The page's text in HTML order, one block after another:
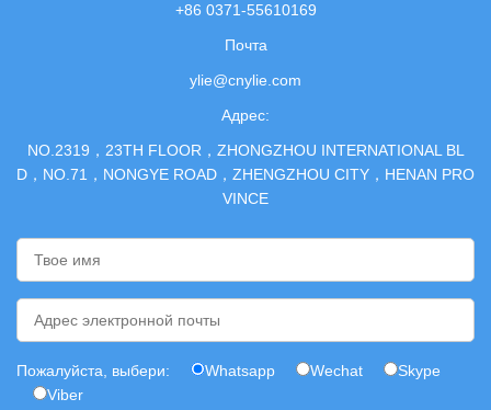
+86 0371-55610169
Почта
ylie@cnylie.com
Адрес:
NO.2319，23TH FLOOR，ZHONGZHOU INTERNATIONAL BL
D，NO.71，NONGYE ROAD，ZHENGZHOU CITY，HENAN PRO
VINCE
Пожалуйста, выбери: Whatsapp Wechat
Skype
Viber